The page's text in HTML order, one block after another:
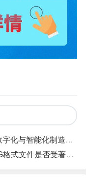
与智能化制造的未来
是否受著作权保护？